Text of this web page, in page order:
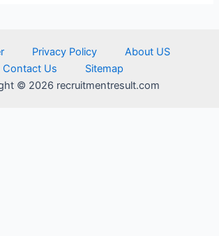
Privacy Policy
About US
Contact Us
Sitemap
© 2026 recruitmentresult.com